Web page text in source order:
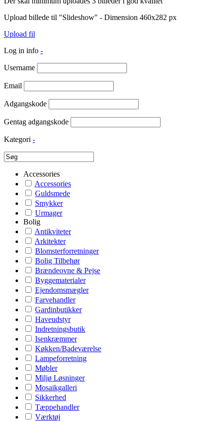
Upload billede til "Slideshow" - Dimension 460x282 px
Upload fil
Log in info -
Username
Email
Adgangskode
Gentag adgangskode
Kategori -
Accessories
Accessories
Guldsmede
Smykker
Urmager
Bolig
Antikviteter
Arkitekter
Blomsterforretninger
Bolig Tilbehør
Brændeovne & Pejse
Byggematerialer
Ejendomsmægler
Farvehandler
Gardinbutikker
Haveudstyr
Indretningsbutik
Isenkræmmer
Køkken/Badeværelse
Lampeforretning
Møbler
Miljø Løsninger
Mosaikgalleri
Sikkerhed
Tæppehandler
Værktøj